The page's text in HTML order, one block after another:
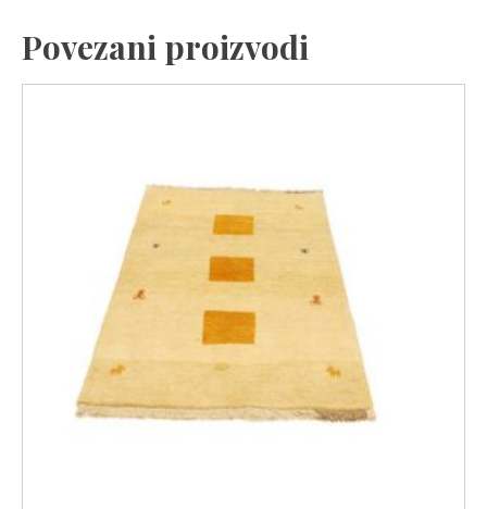
Povezani proizvodi